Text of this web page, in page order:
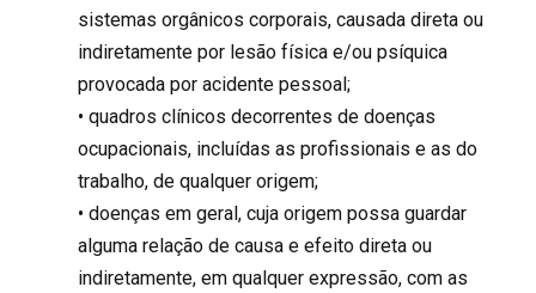
sistemas orgânicos corporais, causada direta ou
indiretamente por lesão física e/ou psíquica
provocada por acidente pessoal;
• quadros clínicos decorrentes de doenças
ocupacionais, incluídas as profissionais e as do
trabalho, de qualquer origem;
• doenças em geral, cuja origem possa guardar
alguma relação de causa e efeito direta ou
indiretamente, em qualquer expressão, com as